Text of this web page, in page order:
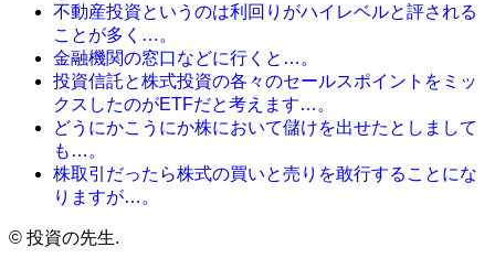
不動産投資というのは利回りがハイレベルと評される
ことが多く…。
金融機関の窓口などに行くと…。
投資信託と株式投資の各々のセールスポイントをミッ
クスしたのがETFだと考えます…。
どうにかこうにか株において儲けを出せたとしまして
も…。
株取引だったら株式の買いと売りを敢行することにな
りますが…。
© 投資の先生.